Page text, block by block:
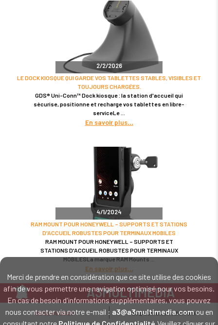
Merci de prendre en considération que ce site utilise des cookies
afin de vous permettre une navigation optimisé pour vos besoins.
En cas de besoin d'informations supplémentaires, vous pouvez
nous contacter via notre e-mail : a3@a3multimedia.comou en
2/2/2026
LE DOCK KIOSQUE QUI GARDE VOS TABLETTES STABLES, VISIBLES ET
TOUJOURS CHARGÉES.
GDS® Uni-Conn™ Dock kiosque : la station d'accueil qui
sécurise, positionne et recharge vos tablettes en libre-
serviceLe
En savoir plus
4/1/2024
RAM MOUNT POUR HONEYWELL – SUPPORTS ET STATIONS
D'ACCUEIL ROBUSTES POUR TERMINAUX MOBILES
RAM MOUNT POUR HONEYWELL – SUPPORTS ET
STATIONS D'ACCUEIL ROBUSTES POUR TERMINAUX
MOBILESLa marque RAM Mounts
En savoir plus
A3MULTIMEDIA
LE SPÉCIALISTE MATÉRIEL ET LOGICIEL CODE BARRE
Intervention sur tout le territoire : Cholet - Nantes - Angers - Rennes - Le
02 52 45 00 20 a3@a3multimedia.com